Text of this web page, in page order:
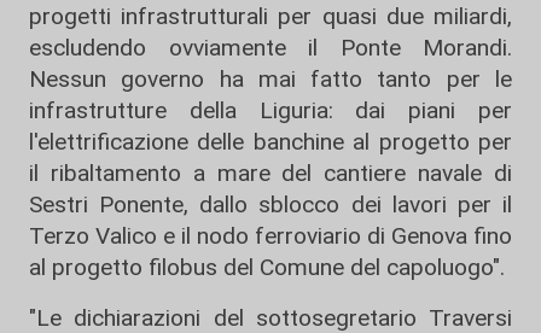
progetti infrastrutturali per quasi due miliardi,
escludendo ovviamente il Ponte Morandi.
Nessun governo ha mai fatto tanto per le
infrastrutture della Liguria: dai piani per
l'elettrificazione delle banchine al progetto per
il ribaltamento a mare del cantiere navale di
Sestri Ponente, dallo sblocco dei lavori per il
Terzo Valico e il nodo ferroviario di Genova fino
al progetto filobus del Comune del capoluogo".
"Le dichiarazioni del sottosegretario Traversi